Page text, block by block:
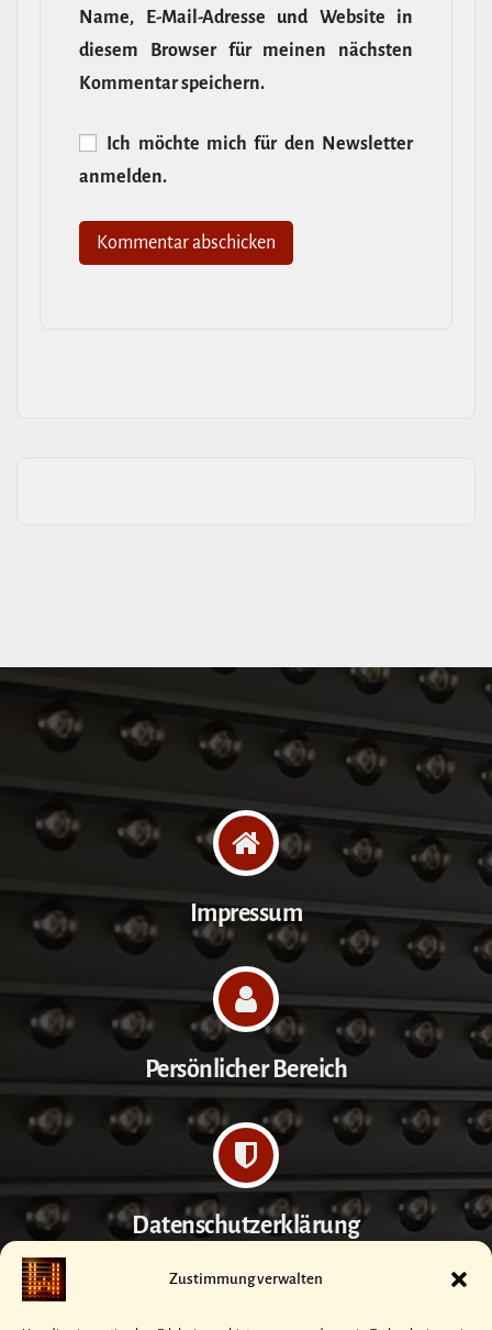
Zustimmung verwalten
Name, E‑Mail-​Adresse und Website in
diesem Browser für meinen nächsten
Kommentar speichern.
Ich möchte mich für den News­letter
anmelden.
Impressum
Persönlicher Bereich
Datenschutzerklärung